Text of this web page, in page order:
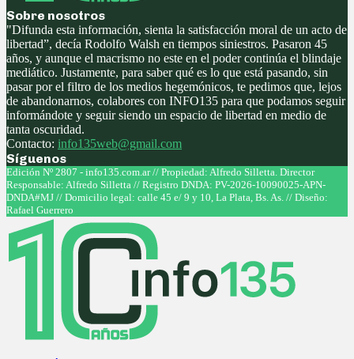
Sobre nosotros
"Difunda esta información, sienta la satisfacción moral de un acto de
libertad”, decía Rodolfo Walsh en tiempos siniestros. Pasaron 45
años, y aunque el macrismo no este en el poder continúa el blindaje
mediático. Justamente, para saber qué es lo que está pasando, sin
pasar por el filtro de los medios hegemónicos, te pedimos que, lejos
de abandonarnos, colabores con INFO135 para que podamos seguir
informándote y seguir siendo un espacio de libertad en medio de
tanta oscuridad.
Contacto: info135web@gmail.com
Síguenos
Facebook
Twitter
Instagram
Youtube
Edición Nº 2807 - info135.com.ar // Propiedad: Alfredo Silletta. Director
Responsable: Alfredo Silletta // Registro DNDA: PV-2026-10090025-APN-
DNDA#MJ // Domicilio legal: calle 45 e/ 9 y 10, La Plata, Bs. As. // Diseño:
Rafael Guerrero